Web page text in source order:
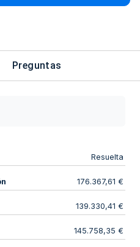
Preguntas
Resuelta
176.367,61 €
139.330,41 €
145.758,35 €